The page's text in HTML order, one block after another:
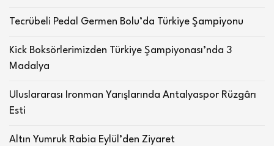
Tecrübeli Pedal Germen Bolu’da Türkiye Şampiyonu
Kick Boksörlerimizden Türkiye Şampiyonası’nda 3
Madalya
Uluslararası Ironman Yarışlarında Antalyaspor Rüzgârı
Esti
Altın Yumruk Rabia Eylül’den Ziyaret